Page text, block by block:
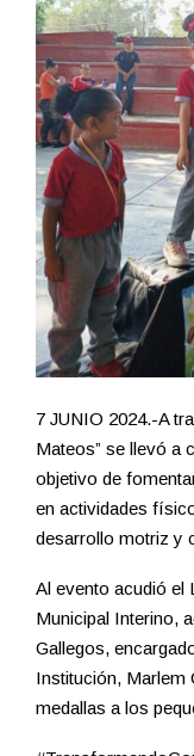
7 JUNIO 2024.-A
Mateos” se llevó a
objetivo de
en actividades
desarrollo motriz y
Al evento acudió el
Municipal Interino,
Gallegos,
Institución, Marlem
medallas a los